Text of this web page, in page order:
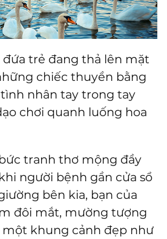
đứa trẻ đang thả lên mặt
chiếc thuyền bằng
nhân tay trong tay
chơi quanh luống hoa
tranh thơ mộng đầy
người bệnh gần cửa sổ
bên kia, bạn của
đôi mắt, mường tượng
khung cảnh đẹp như